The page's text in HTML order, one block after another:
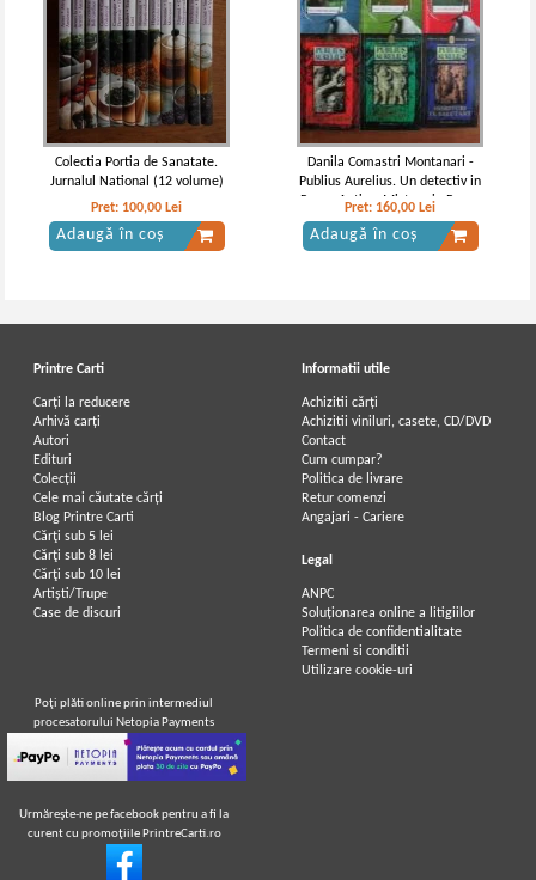
Colectia Portia de Sanatate.
Jurnalul National (12 volume)
Pret: 100,00 Lei
Adaugă în coș
Danila Comastri Montanari -
Publius Aurelius. Un detectiv in
Roma Antica. Mistere in Roma
Antica (6 volume)
Pret: 160,00 Lei
Adaugă în coș
Printre Carti
Carți la reducere
Arhivă carți
Autori
Edituri
Colecții
Cele mai căutate cărți
Blog Printre Carti
Cărţi sub 5 lei
Cărţi sub 8 lei
Cărţi sub 10 lei
Artiști/Trupe
Case de discuri
Informatii utile
Achizitii cărți
Achizitii viniluri, casete, CD/DVD
Contact
Cum cumpar?
Politica de livrare
Retur comenzi
Angajari - Cariere
Legal
ANPC
Soluționarea online a litigiilor
Politica de confidentialitate
Termeni si conditii
Utilizare cookie-uri
Poţi plăti online prin intermediul
procesatorului Netopia Payments
Urmăreşte-ne pe facebook pentru a fi la
curent cu promoţiile PrintreCarti.ro